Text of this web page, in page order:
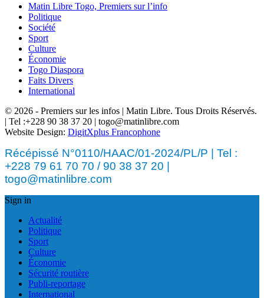
Matin Libre Togo, Premiers sur l’info
Politique
Société
Sport
Culture
Économie
Togo Diaspora
Faits Divers
International
© 2026 - Premiers sur les infos | Matin Libre. Tous Droits Réservés.
| Tel :+228 90 38 37 20 | togo@matinlibre.com
Website Design: DigitXplus Francophone
Récépissé N°0110/HAAC/01-2024/PL/P | Tel :
+228 79 61 70 70 / 90 38 37 20 |
togo@matinlibre.com
Sign in
Actualité
Politique
Sport
Culture
Économie
Sécurité routière
Publi-reportage
International